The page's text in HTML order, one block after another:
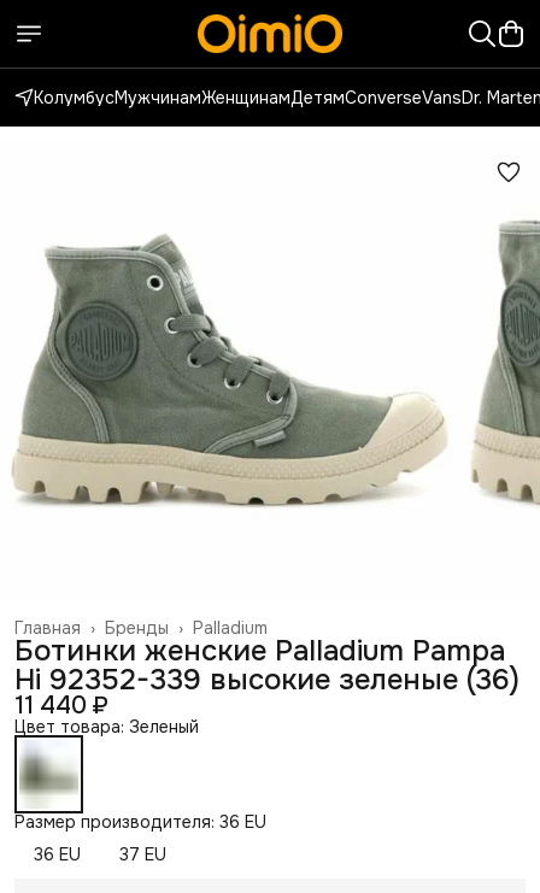
КолумбусМужчинамЖенщинамДетямConverseVansDr.
Palladium
Бренды ›
Главная ›
Ботинки женские Palladium Pampa
Hi 92352-339 высокие зеленые (36)
11 440 ₽
Цвет товара: Зеленый
Размер производителя: 36 EU
36 EU
37 EU